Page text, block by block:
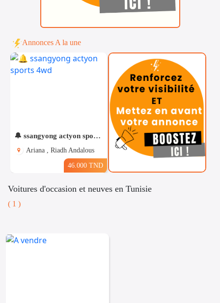
Annonces A la une
🔔 ssangyong actyon sports 4wd
Ariana , Riadh Andalous
46.000 TND
Voitures d'occasion et neuves en Tunisie
( 1 )